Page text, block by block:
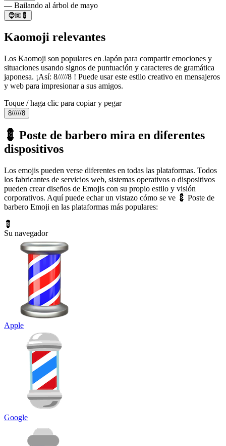
— Bailando al árbol de mayo
🧔🏽💈
Kaomoji relevantes
Los Kaomoji son populares en Japón para compartir emociones y
situaciones usando signos de puntuación y caracteres de gramática
japonesa. ¡Así: 8/////8 ! Puede usar este estilo creativo en mensajeros
y web para impresionar a sus amigos.
Toque / haga clic para copiar y pegar
8/////8
💈 Poste de barbero mira en diferentes
dispositivos
Los emojis pueden verse diferentes en todas las plataformas. Todos
los fabricantes de servicios web, sistemas operativos o dispositivos
pueden crear diseños de Emojis con su propio estilo y visión
corporativos. Aquí puede echar un vistazo cómo se ve 💈 Poste de
barbero Emoji en las plataformas más populares:
💈
Su navegador
Apple
Google